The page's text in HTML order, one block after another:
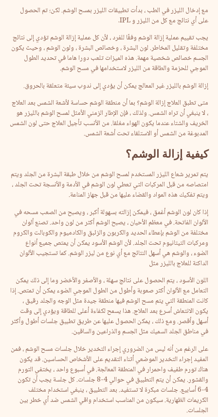
مع إدخال الليزر في الطب ، بدأت تطبيقات الليزر بمسح الوشم. لكن؛ تم الحصول
على أي نتائج مع كل من الليزر و IPL.
يجب تقييم عملية إزالة الوشم وفقًا للفرد ، لأن كل عملية إزالة الوشم تؤدي إلى نتائج
مختلفة وتقليل المخاطر. لون البشرة ، وخصائص البشرة ، ولون الوشم ، وحيث يكون
الجسم خصائص شخصية مهمة. هذه الميزات تلعب دورا هاما في تحديد الطول
الموجي للحزمة والطاقة من الليزر لاستخدامها في مسح الوشم.
إزالة الوشم بالليزر غير المعالج يمكن أن يؤدي إلى ندوب سيئة متعلقة بالحروق.
متى تطبق العلاج إزالة الوشم؟ بما أن منطقة الوشم حساسة لأشعة الشمس بعد العلاج
، لا ينبغي أن تراه الشمس. ولذلك ، فإن الإطار الزمني الأمثل لمسح الوشم بالليزر هو
الخريف والشتاء عندما يكون الهواء مغلقا. من الأنسب تأجيل العلاج حتى لون الشمس
المدبوغة من الشمس أو الاستلقاء تحت أشعة الشمس.
كيفية إزالة الوشم؟
يتم تمرير شعاع الليزر المستخدم لمسح الوشم من خلال طبقة البشرة من الجلد ويتم
امتصاصه من قبل المركبات التي تعطي لون الوشم في الأدمة والأنسجة تحت الجلد ،
ويتم تفكيك هذه المواد والقضاء عليها من قبل جهاز المناعة.
إذا كان لون الوشم أغمق ، فيمكن إزالته بسهولة أكبر ، ويصبح من الصعب مسحه في
الألوان الفاتحة. في معظم الأحيان ، يصبح الوشم أكثر من لون واحد. تصنع ألوان
مختلفة من الوشم بإعطاء الحديد والكربون والزئبق والكادميوم والكوبالت والكروم
ومركبات التيتانيوم تحت الجلد. لأن الوشم الأسود يمكن أن يمتص جميع أنواع
الضوء ، والوشم هي أسهل النتائج مع أي نوع من ليزر الوشم. كما تستجيب الألوان
الداكنة للعلاج بالليزر مثل
اللون الأسود ، يتم الحصول على نتائج سهلة ، والأصفر والأخضر وما إلى ذلك يمكن
التعامل مع الألوان أكثر صعوبة وأطول من الطول الموجي الضوء يمكن أن تمتص. إذا
كانت المنطقة التي يتم مسح الوشم فيها منطقة جيدة مثل الوجه والجلد رقيق ،
يكون الانتعاش أسرع بعد العلاج. هذا يسمح لكفاءة أعلى للطاقة ويؤدي إلى وقت
أسهل وأقصر. ومع ذلك ، يمكن الحصول عليها عن طريق تطبيق جلسات أطول وأكثر
في مناطق الجلد السميك مثل الجسم والذراعين والساقين.
على الرغم من أنه ليس من الضروري إجراء التخدير خلال جلسات مسح الوشم ، فمن
المفيد إجراء التخدير الموضعي أثناء التقديم على الأشخاص الحساسين. قد يكون
هناك تورم طفيف واحمرار في المنطقة المعالجة. في أسبوع واحد ، يختفي التورم
والقشور. يمكن أن يتم التطبيق في حوالي 4-8 جلسات. كل جلسة يجب أن تكون
4-6 أسابيع. جلسات مبكرة لا تستفيد. بعد التطبيق ، ينبغي استخدام مختلف
الكريمات الظهارية. سيكون من المناسب استخدام واقي الشمس ضد أي خطر بين
الجلسات.